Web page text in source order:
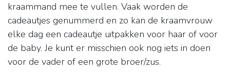
kraammand mee te vullen. Vaak worden de
cadeautjes genummerd en zo kan de kraamvrouw
elke dag een cadeautje uitpakken voor haar of voor
de baby. Je kunt er misschien ook nog iets in doen
voor de vader of een grote broer/zus.